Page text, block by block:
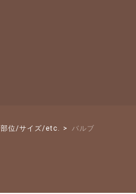
部位/サイズ/etc. バルブ